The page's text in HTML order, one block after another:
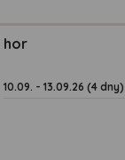
hor
10.09. - 13.09.26 (4 dny)